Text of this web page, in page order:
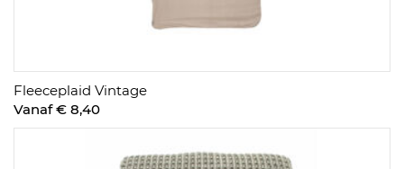
Fleeceplaid Vintage
Vanaf € 8,40